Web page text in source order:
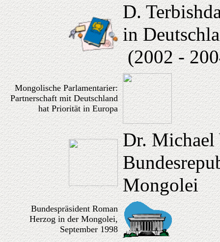
D.
in
(2002 -
Mongolische Parlamentarier:
Partnerschaft mit Deutschland
hat Priorität in Europa
Dr. Michael
Mongolei
Bundespräsident Roman
Herzog in der Mongolei,
September 1998